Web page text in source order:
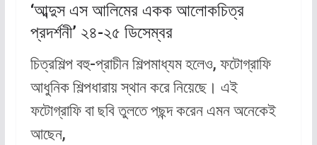
‘আব্দুস এস আলিমের একক আলোকচিত্র
প্রদর্শনী’ ২৪-২৫ ডিসেম্বর
চিত্রশিল্প বহু-প্রাচীন শিল্পমাধ্যম হলেও, ফটোগ্রাফি
আধুনিক শিল্পধারায় স্থান করে নিয়েছে। এই
ফটোগ্রাফি বা ছবি তুলতে পছন্দ করেন এমন অনেকেই
আছেন,